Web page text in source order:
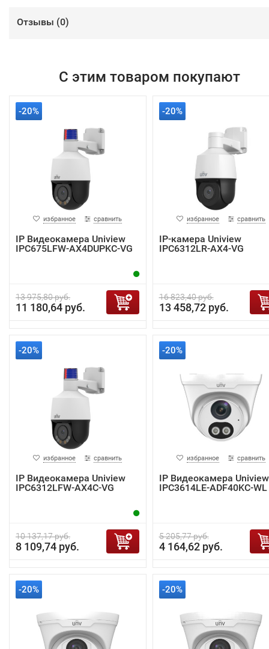
Отзывы (0)
С этим товаром покупают
-20%
избранное сравнить
IP Видеокамера Uniview
IPC675LFW-AX4DUPKC-VG
13 975,80 руб.
11 180,64 руб.
-20%
избранное сравнить
IP-камера Uniview
IPC6312LR-AX4-VG
16 823,40 руб.
13 458,72 руб.
-20%
избранное сравнить
IP Видеокамера Uniview
IPC6312LFW-AX4C-VG
10 137,17 руб.
8 109,74 руб.
-20%
избранное сравнить
IP Видеокамера Uniview
IPC3614LE-ADF40KC-WL
5 205,77 руб.
4 164,62 руб.
-20% -20%